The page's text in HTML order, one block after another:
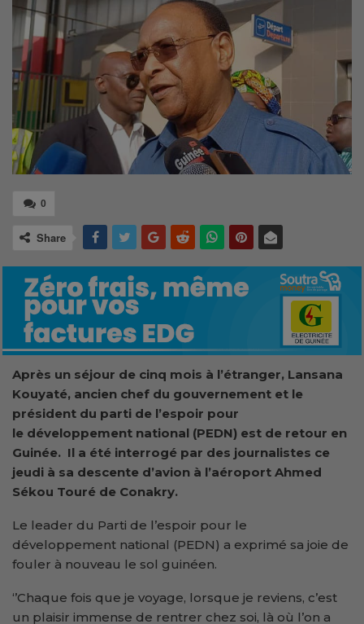
0
Share
Après un séjour de cinq mois à l’étranger, Lansana
Kouyaté, ancien chef du gouvernement et le
président du parti de l’espoir pour
le développement national (PEDN) est de retour en
Guinée. Il a été interrogé par des journalistes ce
jeudi à sa descente d’avion à l’aéroport Ahmed
Sékou Touré de Conakry.
Le leader du Parti de l’espoir pour le
développement national (PEDN) a exprimé sa joie de
fouler à nouveau le sol guinéen.
‘’Chaque fois que je voyage, lorsque je reviens, c’est
un plaisir immense de rentrer chez soi, là où l’on a